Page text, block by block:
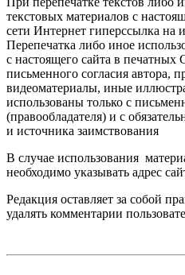
текстовых материалов с
сети Интернет гиперссылка на
Перепечатка либо иное
с настоящего сайта в
письменного согласия автора,
видеоматериалы, иные
использованы только с
(правообладателя) и с
и источника заимствования
В случае использования
необходимо указывать адрес
Редакция оставляет за собой
удалять комментарии